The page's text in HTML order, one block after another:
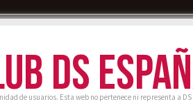
DS
de usuarios. Esta web no pertenece ni representa a